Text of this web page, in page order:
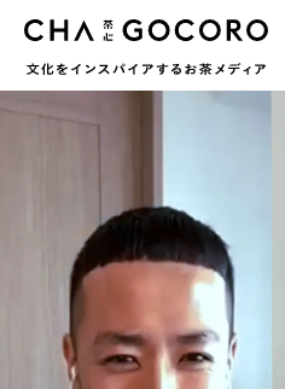
カテゴリで
CHAGOCORO TALK
茶と器 茶と食 茶のつくり手たち